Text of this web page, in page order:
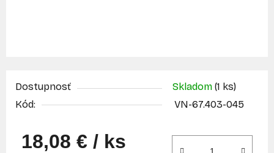
Dostupnosť Skladom (1 ks)
Kód:
VN-67.403-045
18,08 € / ks